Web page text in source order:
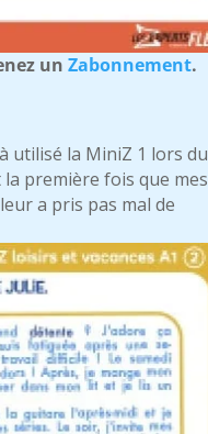
unZabonnement.
utilisé la MiniZ 1 lors du
la première fois que mes
a pris pas mal de